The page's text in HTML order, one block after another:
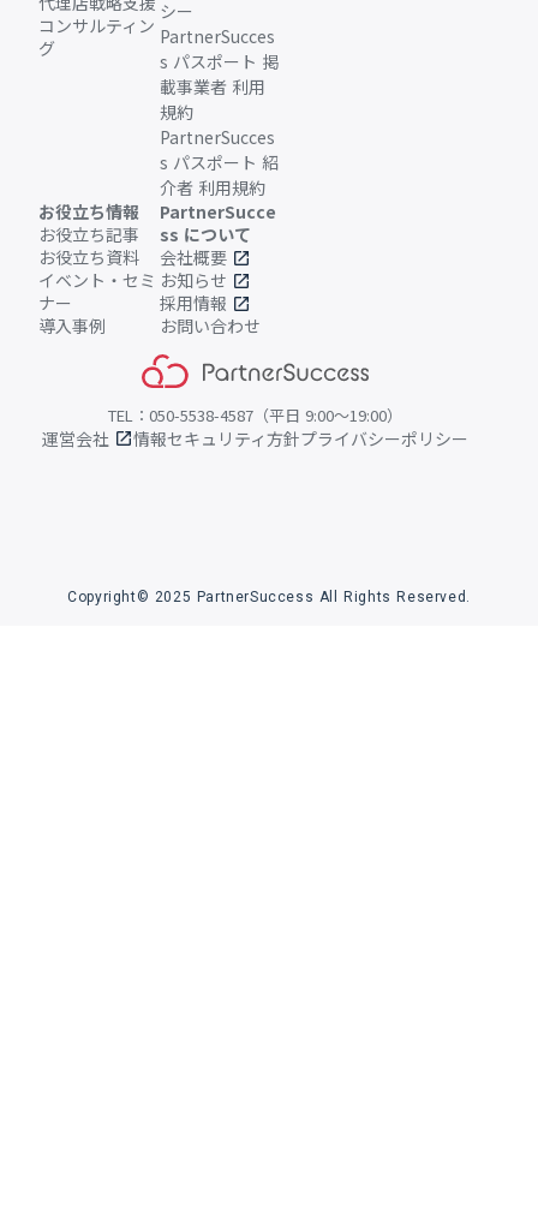
コンサルティン
グ
シー
PartnerSucces
s パスポート 掲
載事業者 利用
規約
PartnerSucces
s パスポート 紹
介者 利用規約
お役立ち情報
お役立ち記事
お役立ち資料
イベント・セミ
ナー
導入事例
PartnerSucce
ss について
会社概要 open_in_new
お知らせ open_in_new
採用情報 open_in_new
お問い合わせ
TEL：050-5538-4587（平日 9:00〜19:00）
運営会社 open_in_new情報セキュリティ方針プライバシーポリシー
Copyright© 2025 PartnerSuccess All Rights Reserved.